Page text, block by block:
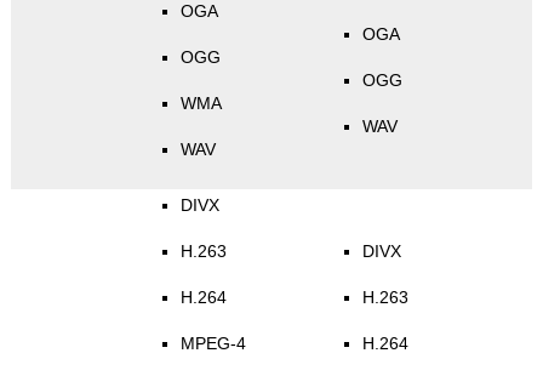
OGA
OGG
WMA
WAV
OGA
OGG
WAV
DIVX
H.263
H.264
MPEG-4
DIVX
H.263
H.264